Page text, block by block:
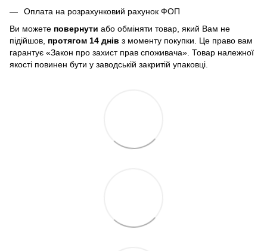
Оплата на розрахунковий рахунок ФОП
Ви можете повернути або обміняти товар, який Вам не
підійшов, протягом 14 днів з моменту покупки. Це право вам
гарантує «Закон про захист прав споживача». Товар належної
якості повинен бути у заводській закритій упаковці.